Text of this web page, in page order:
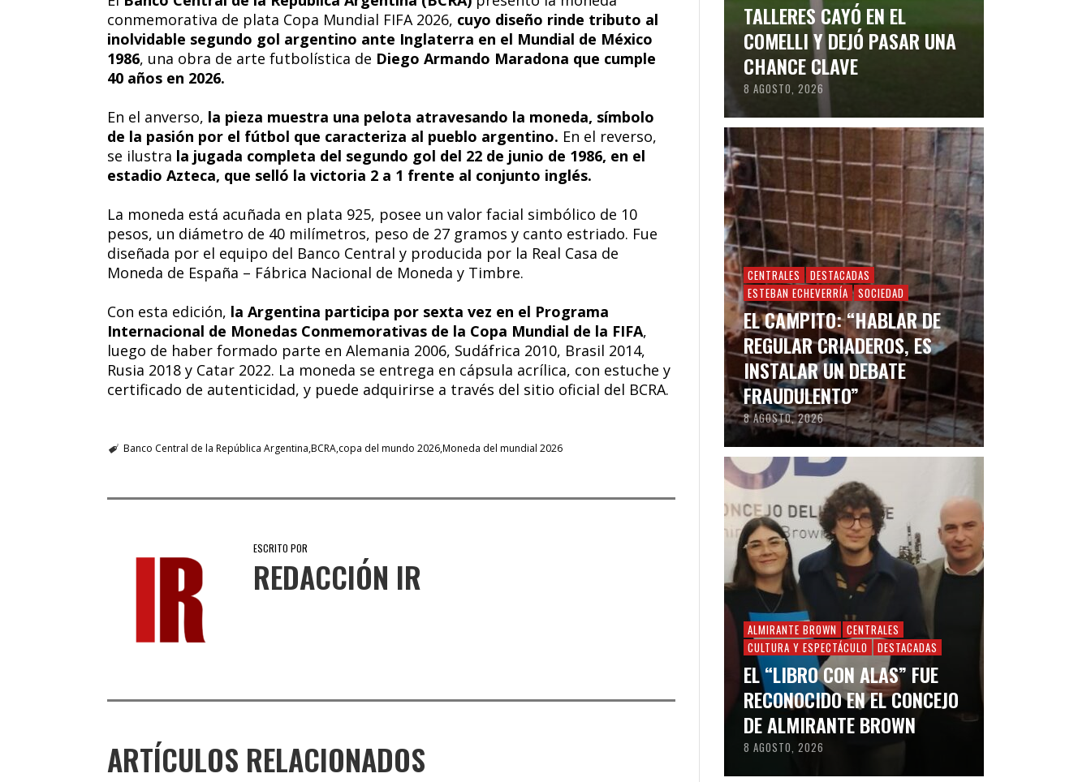
conmemorativa de plata Copa Mundial FIFA 2026, cuyo diseño rinde tributo al
inolvidable segundo gol argentino ante Inglaterra en el Mundial de México
1986, una obra de arte futbolística de Diego Armando Maradona que cumple
40 años en 2026.
En el anverso, la pieza muestra una pelota atravesando la moneda, símbolo
de la pasión por el fútbol que caracteriza al pueblo argentino. En el reverso,
se ilustra la jugada completa del segundo gol del 22 de junio de 1986, en el
estadio Azteca, que selló la victoria 2 a 1 frente al conjunto inglés.
La moneda está acuñada en plata 925, posee un valor facial simbólico de 10
pesos, un diámetro de 40 milímetros, peso de 27 gramos y canto estriado. Fue
diseñada por el equipo del Banco Central y producida por la Real Casa de
Moneda de España – Fábrica Nacional de Moneda y Timbre.
Con esta edición, la Argentina participa por sexta vez en el Programa
Internacional de Monedas Conmemorativas de la Copa Mundial de la FIFA,
luego de haber formado parte en Alemania 2006, Sudáfrica 2010, Brasil 2014,
Rusia 2018 y Catar 2022. La moneda se entrega en cápsula acrílica, con estuche y
certificado de autenticidad, y puede adquirirse a través del sitio oficial del BCRA.
Banco Central de la República Argentina BCRAcopa del mundo 2026Moneda del mundial 2026
ESCRITO POR
REDACCIÓN IR
ARTÍCULOS RELACIONADOS
TALLERES CAYÓ EN EL
COMELLI Y DEJÓ PASAR UNA
CHANCE CLAVE
8 AGOSTO, 2026
CENTRALES
DESTACADAS
ESTEBAN ECHEVERRÍA
SOCIEDAD
EL CAMPITO: “HABLAR DE
REGULAR CRIADEROS, ES
INSTALAR UN DEBATE
FRAUDULENTO”
8 AGOSTO, 2026
ALMIRANTE BROWN
CENTRALES
CULTURA Y ESPECTÁCULO
DESTACADAS
EL “LIBRO CON ALAS” FUE
RECONOCIDO EN EL CONCEJO
DE ALMIRANTE BROWN
8 AGOSTO, 2026